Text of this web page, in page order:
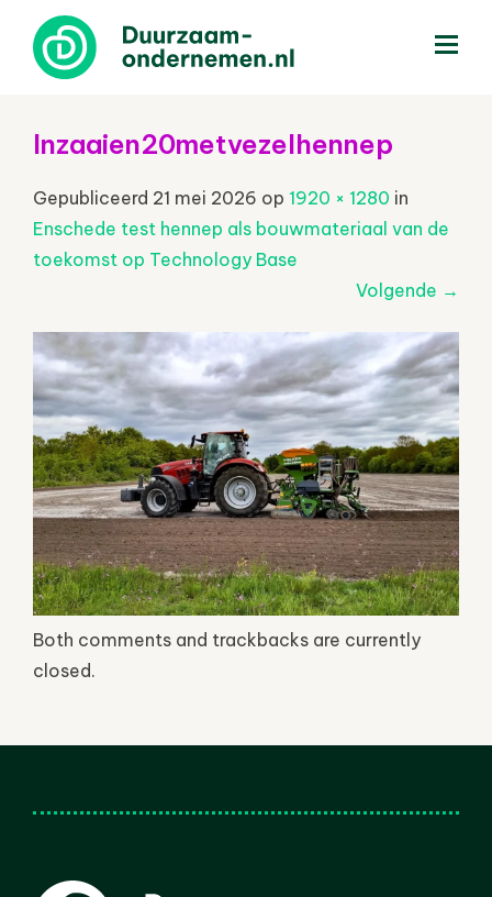
Inzaaien20metvezelhennep
Gepubliceerd 21 mei 2026 op 1920 × 1280 in
Enschede test hennep als bouwmateriaal van de
toekomst op Technology Base
Volgende →
Both comments and trackbacks are currently
closed.